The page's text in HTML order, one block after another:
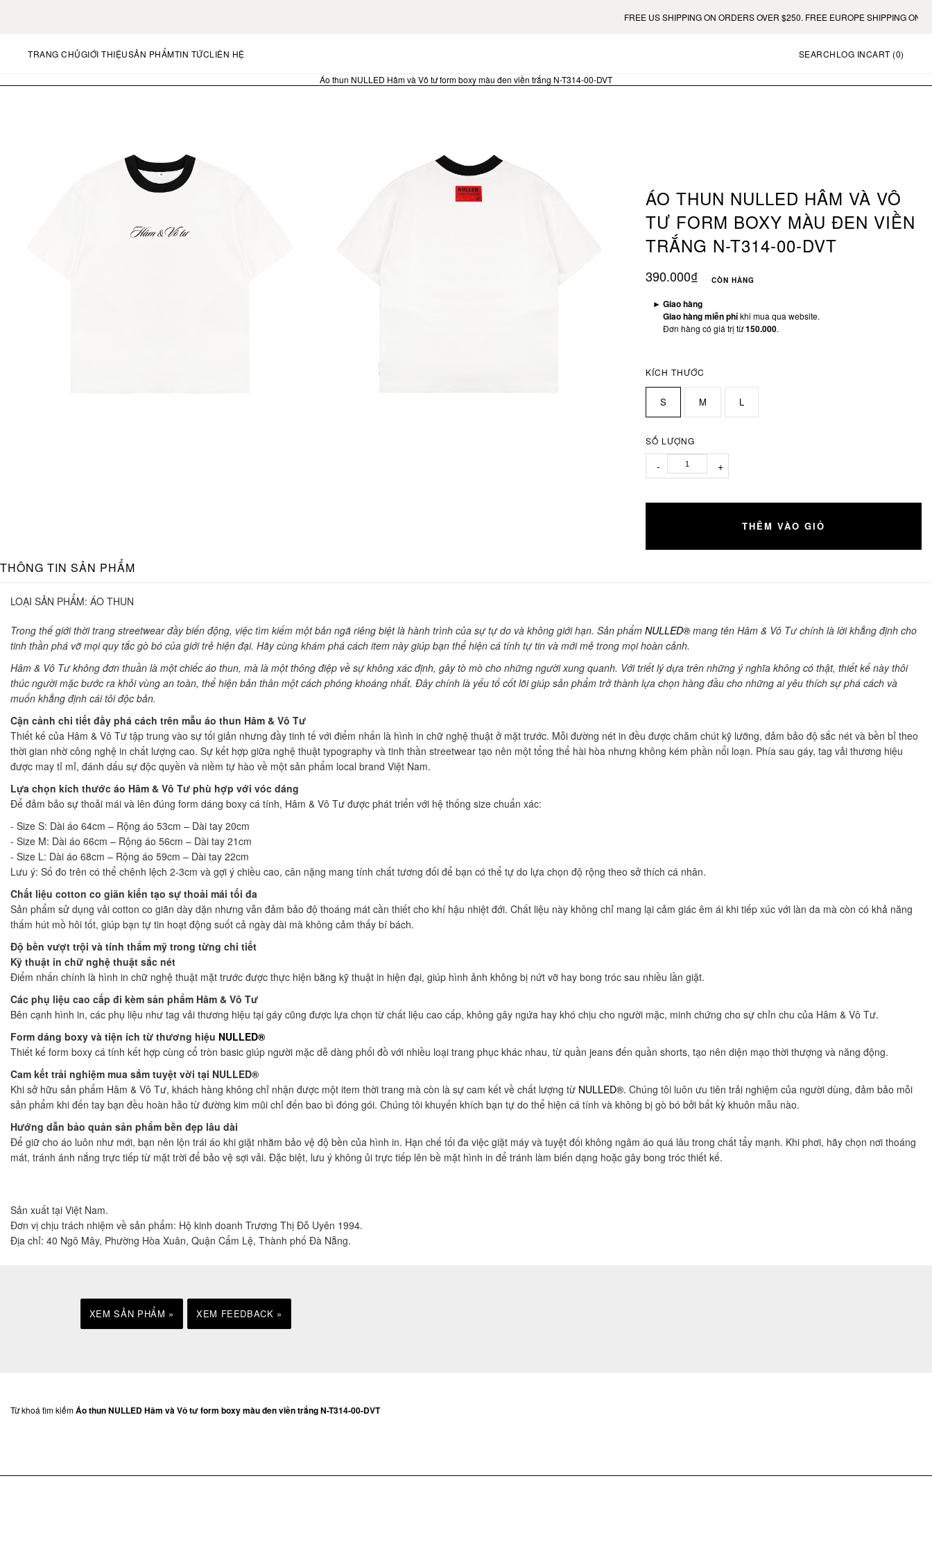
FREE US SHIPPING ON ORDERS OVER $250. FREE EUROPE SHIPPING ON
TRANG CHỦGIỚI THIỆUSẢN PHẨMTIN TỨCLIÊN HỆ SEARCHLOG INCART (0)
Áo thun NULLED Hâm và Vô tư form boxy màu đen viền trắng N-T314-00-DVT
ÁO THUN NULLED HÂM VÀ VÔ
TƯ FORM BOXY MÀU ĐEN VIỀN
TRẮNG N-T314-00-DVT
390.000₫ CÒN HÀNG
► Giao hàng
Giao hàng miễn phíkhi mua qua website.
Đơn hàng có giá trị từ150.000.
KÍCH THƯỚC
S M L
SỐ LƯỢNG
- +
THÊM VÀO GIỎ
THÔNG TIN SẢN PHẨM
LOẠI SẢN PHẨM: ÁO THUN
Trong thế giới thời trang streetwear đầy biến động, việc tìm kiếm một bản ngã riêng biệt là hành trình của sự tự do và không giới hạn. Sản phẩm NULLED® mang tên Hâm & Vô Tư chính là lời khẳng định cho
tinh thần phá vỡ mọi quy tắc gò bó của giới trẻ hiện đại. Hãy cùng khám phá cách item này giúp bạn thể hiện cá tính tự tin và mới mẻ trong mọi hoàn cảnh.
Hâm & Vô Tư không đơn thuần là một chiếc áo thun, mà là một thông điệp về sự không xác định, gây tò mò cho những người xung quanh. Với triết lý dựa trên những ý nghĩa không có thật, thiết kế này thôi
thúc người mặc bước ra khỏi vùng an toàn, thể hiện bản thân một cách phóng khoáng nhất. Đây chính là yếu tố cốt lõi giúp sản phẩm trở thành lựa chọn hàng đầu cho những ai yêu thích sự phá cách và
muốn khẳng định cái tôi độc bản.
Cận cảnh chi tiết đầy phá cách trên mẫu áo thun Hâm & Vô Tư
Thiết kế của Hâm & Vô Tư tập trung vào sự tối giản nhưng đầy tinh tế với điểm nhấn là hình in chữ nghệ thuật ở mặt trước. Mỗi đường nét in đều được chăm chút kỹ lưỡng, đảm bảo độ sắc nét và bền bỉ theo
thời gian nhờ công nghệ in chất lượng cao. Sự kết hợp giữa nghệ thuật typography và tinh thần streetwear tạo nên một tổng thể hài hòa nhưng không kém phần nổi loạn. Phía sau gáy, tag vải thương hiệu
được may tỉ mỉ, đánh dấu sự độc quyền và niềm tự hào về một sản phẩm local brand Việt Nam.
Lựa chọn kích thước áo Hâm & Vô Tư phù hợp với vóc dáng
Để đảm bảo sự thoải mái và lên đúng form dáng boxy cá tính, Hâm & Vô Tư được phát triển với hệ thống size chuẩn xác:
- Size S: Dài áo 64cm – Rộng áo 53cm – Dài tay 20cm
- Size M: Dài áo 66cm – Rộng áo 56cm – Dài tay 21cm
- Size L: Dài áo 68cm – Rộng áo 59cm – Dài tay 22cm
Lưu ý: Số đo trên có thể chênh lệch 2-3cm và gợi ý chiều cao, cân nặng mang tính chất tương đối để bạn có thể tự do lựa chọn độ rộng theo sở thích cá nhân.
Chất liệu cotton co giãn kiến tạo sự thoải mái tối đa
Sản phẩm sử dụng vải cotton co giãn dày dặn nhưng vẫn đảm bảo độ thoáng mát cần thiết cho khí hậu nhiệt đới. Chất liệu này không chỉ mang lại cảm giác êm ái khi tiếp xúc với làn da mà còn có khả năng
thấm hút mồ hôi tốt, giúp bạn tự tin hoạt động suốt cả ngày dài mà không cảm thấy bí bách.
Độ bền vượt trội và tính thẩm mỹ trong từng chi tiết
Kỹ thuật in chữ nghệ thuật sắc nét
Điểm nhấn chính là hình in chữ nghệ thuật mặt trước được thực hiện bằng kỹ thuật in hiện đại, giúp hình ảnh không bị nứt vỡ hay bong tróc sau nhiều lần giặt.
Các phụ liệu cao cấp đi kèm sản phẩm Hâm & Vô Tư
Bên cạnh hình in, các phụ liệu như tag vải thương hiệu tại gáy cũng được lựa chọn từ chất liệu cao cấp, không gây ngứa hay khó chịu cho người mặc, minh chứng cho sự chỉn chu của Hâm & Vô Tư.
Form dáng boxy và tiện ích từ thương hiệu NULLED®
Thiết kế form boxy cá tính kết hợp cùng cổ tròn basic giúp người mặc dễ dàng phối đồ với nhiều loại trang phục khác nhau, từ quần jeans đến quần shorts, tạo nên diện mạo thời thượng và năng động.
Cam kết trải nghiệm mua sắm tuyệt vời tại NULLED®
Khi sở hữu sản phẩm Hâm & Vô Tư, khách hàng không chỉ nhận được một item thời trang mà còn là sự cam kết về chất lượng từ NULLED®. Chúng tôi luôn ưu tiên trải nghiệm của người dùng, đảm bảo mỗi
sản phẩm khi đến tay bạn đều hoàn hảo từ đường kim mũi chỉ đến bao bì đóng gói. Chúng tôi khuyến khích bạn tự do thể hiện cá tính và không bị gò bó bởi bất kỳ khuôn mẫu nào.
Hướng dẫn bảo quản sản phẩm bền đẹp lâu dài
Để giữ cho áo luôn như mới, bạn nên lộn trái áo khi giặt nhằm bảo vệ độ bền của hình in. Hạn chế tối đa việc giặt máy và tuyệt đối không ngâm áo quá lâu trong chất tẩy mạnh. Khi phơi, hãy chọn nơi thoáng
mát, tránh ánh nắng trực tiếp từ mặt trời để bảo vệ sợi vải. Đặc biệt, lưu ý không ủi trực tiếp lên bề mặt hình in để tránh làm biến dạng hoặc gây bong tróc thiết kế.
Sản xuất tại Việt Nam.
Đơn vị chịu trách nhiệm về sản phẩm: Hộ kinh doanh Trương Thị Đỗ Uyên 1994.
Địa chỉ: 40 Ngô Mây, Phường Hòa Xuân, Quận Cẩm Lệ, Thành phố Đà Nẵng.
XEM SẢN PHẨM » XEM FEEDBACK »
Từ khoá tìm kiếmÁo thun NULLED Hâm và Vô tư form boxy màu đen viền trắng N-T314-00-DVT